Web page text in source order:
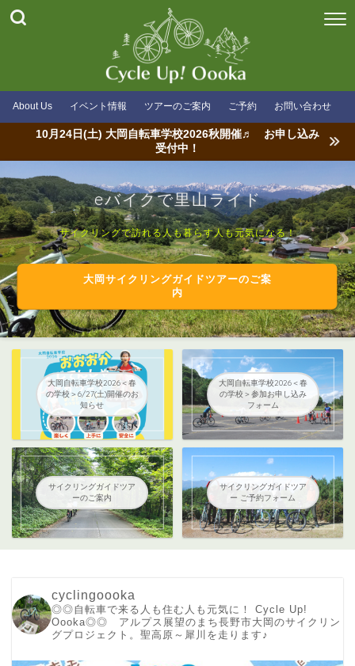
About Us イベント情報 ツアーのご案内 ご予約 お問い合わせ
10月24日(土) 大岡自転車学校2026秋開催♬ お申し込み
受付中！
eバイクで里山ライド
サイクリングで訪れる人も暮らす人も元気になる！
大岡サイクリングガイドツアーのご案
内
大岡自転車学校2026＜春
の学校＞6/27(土)開催のお
知らせ
大岡自転車学校2026＜春
の学校＞参加お申し込み
フォーム
サイクリングガイドツア
ーのご案内
サイクリングガイドツア
ー ご予約フォーム
cyclingoooka
◎◎自転車で来る人も住む人も元気に！ Cycle Up!
Oooka◎◎ アルプス展望のまち長野市大岡のサイクリン
グプロジェクト。聖高原～犀川を走ります♪